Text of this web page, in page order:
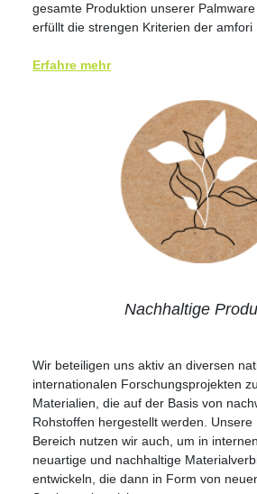
gesamte Produktion unserer
erfüllt die strengen Kriterien der amfori
Erfahre mehr
Nachhaltige
Wir beteiligen uns aktiv an diversen
internationalen Forschungsprojekten
Materialien, die auf der Basis von
Rohstoffen hergestellt werden. Unsere
Bereich nutzen wir auch, um in
neuartige und nachhaltige
entwickeln, die dann in Form von